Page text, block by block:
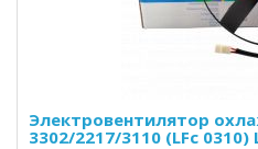
Электровентилятор
3302/2217/3110 (LFc 0310)